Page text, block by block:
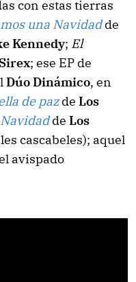
con estas tierras
una Navidadde
Kennedy; El
; ese EP de
Dúo Dinámico, en
de pazde Los
Navidadde Los
cascabeles); aquel
avispado